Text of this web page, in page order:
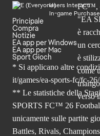
Users Interact
In-game
Principale
Compra
Notizie
EA app per Windows
EA app per Mac
Sport Gioch
* Si applicano altre
it/games/ea-sports-fc/fc-26
** Le statistiche della
SPORTS FC™ 26
unicamente sulle partite
Battles, Rivals,